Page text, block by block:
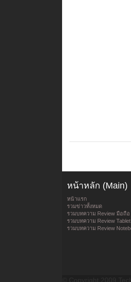
หน้าหลัก (Main)
หน้าแรก
รวมข่าวทั้งหมด
รวมบทความ Review มือถือ
รวมบทความ Review Tablet
รวมบทความ Review